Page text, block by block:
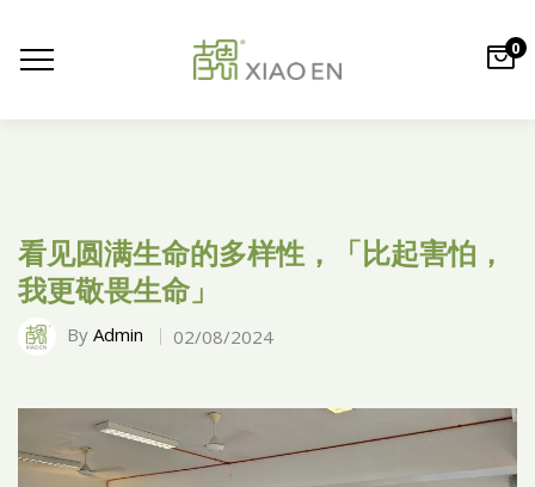
0
看见圆满生命的多样性，「比起害怕，
我更敬畏生命」
By Admin 02/08/2024